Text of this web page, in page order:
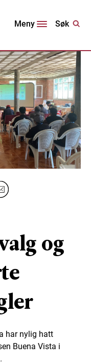
Meny Søk
og
har nylig hatt
Buena Vista i